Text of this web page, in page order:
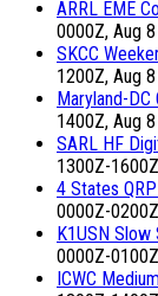
ARRL EME
0000Z, Aug
SKCC
1200Z, Aug
Maryland-DC
1400Z, Aug
SARL HF
1300Z-
4 States
0000Z-
K1USN
0000Z-
ICWC